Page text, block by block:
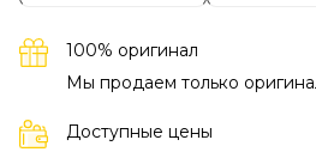
100% оригинал
Мы продаем только
Доступные цены